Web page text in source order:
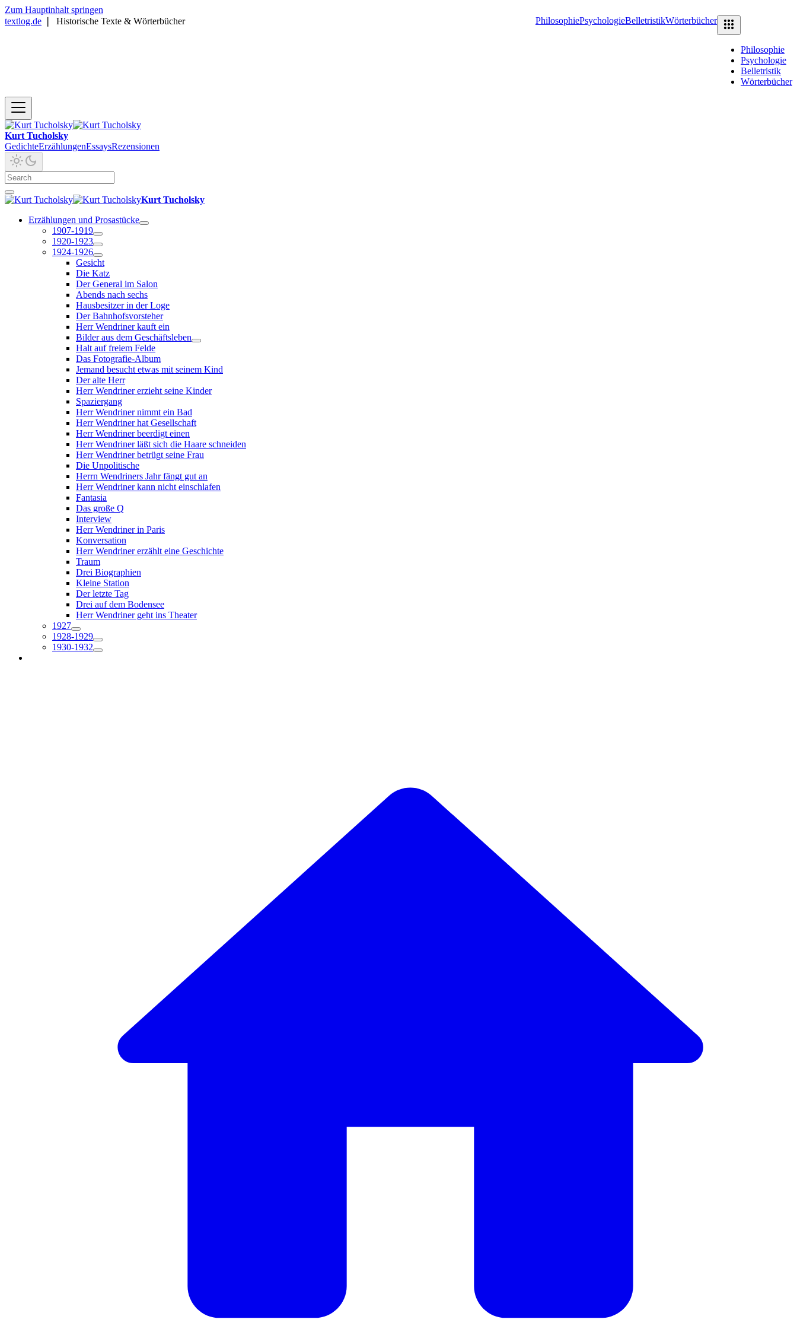
Zum Hauptinhalt springen
textlog.de
Historische Texte & Wörterbücher PhilosophiePsychologieBelletristikWörterbücher
Philosophie
Psychologie
Belletristik
Wörterbücher
Kurt Tucholsky
GedichteErzählungenEssaysRezensionen
Kurt Tucholsky
Erzählungen und Prosastücke
1907-1919
1920-1923
1924-1926
Gesicht
Die Katz
Der General im Salon
Abends nach sechs
Hausbesitzer in der Loge
Der Bahnhofsvorsteher
Herr Wendriner kauft ein
Bilder aus dem Geschäftsleben
Halt auf freiem Felde
Das Fotografie-Album
Jemand besucht etwas mit seinem Kind
Der alte Herr
Herr Wendriner erzieht seine Kinder
Spaziergang
Herr Wendriner nimmt ein Bad
Herr Wendriner hat Gesellschaft
Herr Wendriner beerdigt einen
Herr Wendriner läßt sich die Haare schneiden
Herr Wendriner betrügt seine Frau
Die Unpolitische
Herrn Wendriners Jahr fängt gut an
Herr Wendriner kann nicht einschlafen
Fantasia
Das große Q
Interview
Herr Wendriner in Paris
Konversation
Herr Wendriner erzählt eine Geschichte
Traum
Drei Biographien
Kleine Station
Der letzte Tag
Drei auf dem Bodensee
Herr Wendriner geht ins Theater
1927
1928-1929
1930-1932